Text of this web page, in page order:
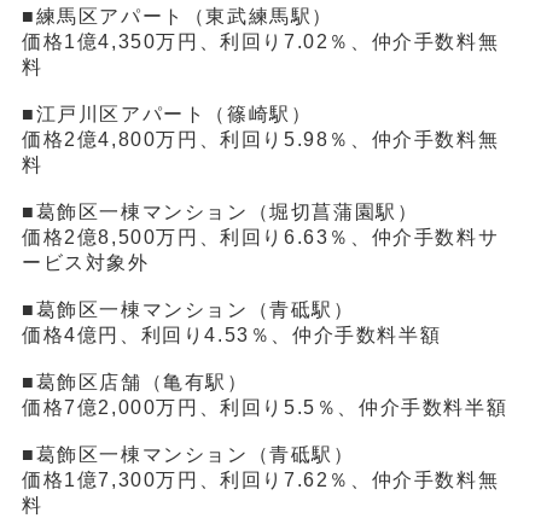
■練馬区アパート（東武練馬駅）
価格1億4,350万円、利回り7.02％、仲介手数料無
料
■江戸川区アパート（篠崎駅）
価格2億4,800万円、利回り5.98％、仲介手数料無
料
■葛飾区一棟マンション（堀切菖蒲園駅）
価格2億8,500万円、利回り6.63％、仲介手数料サ
ービス対象外
■葛飾区一棟マンション（青砥駅）
価格4億円、利回り4.53％、仲介手数料半額
■葛飾区店舗（亀有駅）
価格7億2,000万円、利回り5.5％、仲介手数料半額
■葛飾区一棟マンション（青砥駅）
価格1億7,300万円、利回り7.62％、仲介手数料無
料